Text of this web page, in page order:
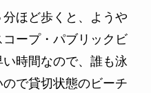
ほど歩くと、ようや
ープ・パブリックビ
時間なので、誰も泳
で貸切状態のビーチ